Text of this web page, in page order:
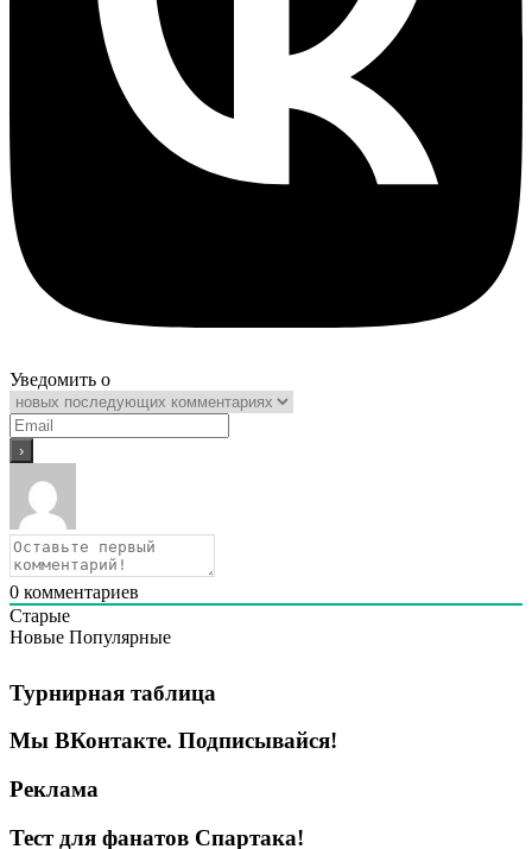
Уведомить о
0 комментариев
Старые
Новые Популярные
Турнирная таблица
Мы ВКонтакте. Подписывайся!
Реклама
Тест для фанатов Спартака!